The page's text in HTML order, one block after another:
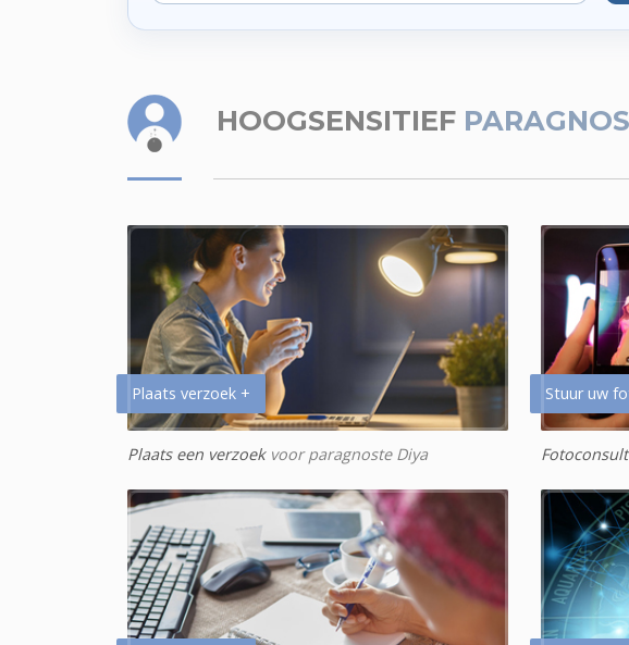
HOOGSENSITIEF
Plaats verzoek +
Plaats een verzoekvoor paragnoste Diya
Stuur uw